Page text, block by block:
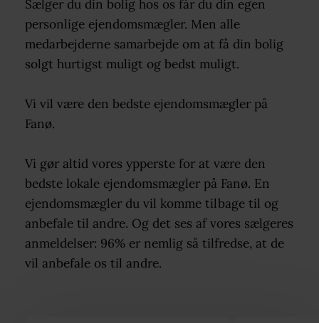
Sælger du din bolig hos os får du din egen
personlige ejendomsmægler. Men alle
medarbejderne samarbejde om at få din bolig
solgt hurtigst muligt og bedst muligt.
Vi vil være den bedste ejendomsmægler på
Fanø.
Vi gør altid vores ypperste for at være den
bedste lokale ejendomsmægler på Fanø. En
ejendomsmægler du vil komme tilbage til og
anbefale til andre. Og det ses af vores sælgeres
anmeldelser: 96% er nemlig så tilfredse, at de
vil anbefale os til andre.